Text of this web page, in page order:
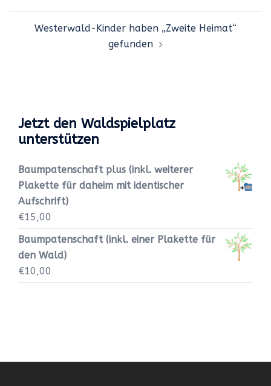
Westerwald-Kinder haben „Zweite Heimat“
gefunden
Jetzt den Waldspielplatz
unterstützen
Baumpatenschaft plus (inkl. weiterer
Plakette für daheim mit identischer
Aufschrift)
€15,00
Baumpatenschaft (inkl. einer Plakette für
den Wald)
€10,00